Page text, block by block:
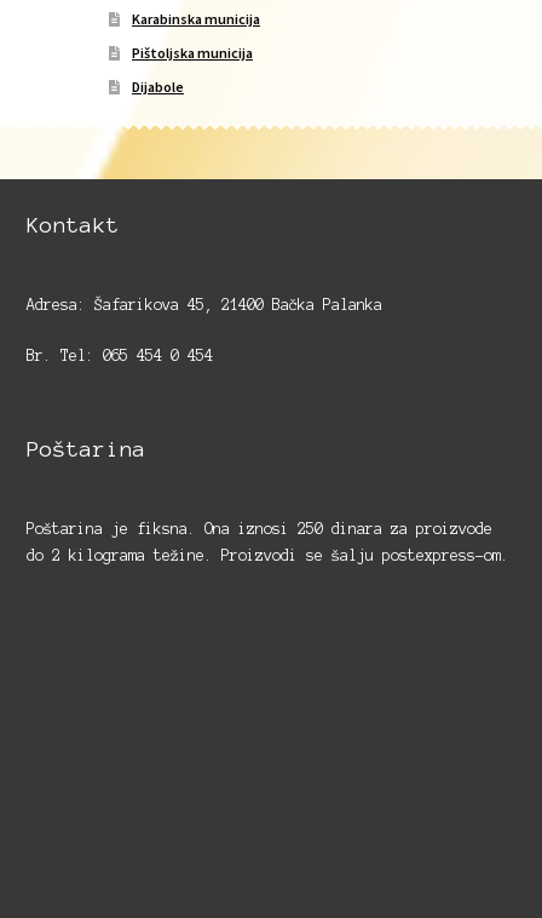
Karabinska municija
Pištoljska municija
Dijabole
Kontakt
Adresa: Šafarikova 45, 21400 Bačka Palanka
Br. Tel: 065 454 0 454
Poštarina
Poštarina je fiksna. Ona iznosi 250 dinara za proizvode
do 2 kilograma težine. Proizvodi se šalju postexpress-om.